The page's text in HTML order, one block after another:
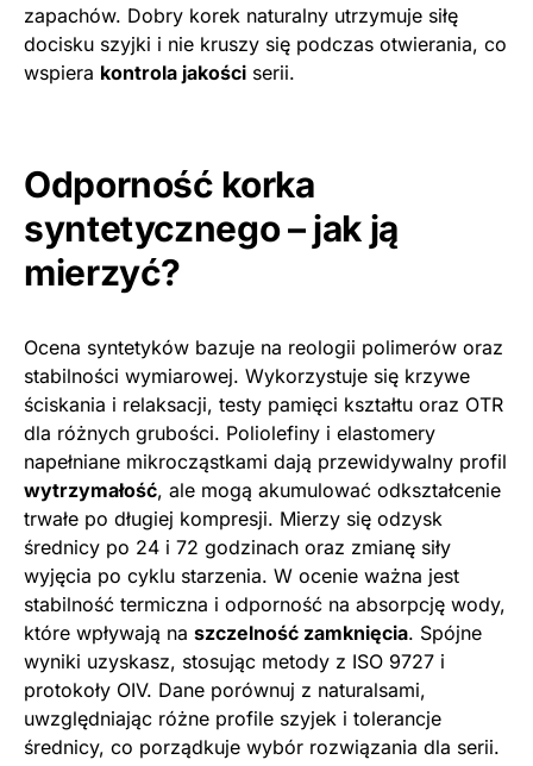
zapachów. Dobry korek naturalny utrzymuje siłę
docisku szyjki i nie kruszy się podczas otwierania, co
wspiera kontrola jakości serii.
Odporność korka
syntetycznego – jak ją
mierzyć?
Ocena syntetyków bazuje na reologii polimerów oraz
stabilności wymiarowej. Wykorzystuje się krzywe
ściskania i relaksacji, testy pamięci kształtu oraz OTR
dla różnych grubości. Poliolefiny i elastomery
napełniane mikrocząstkami dają przewidywalny profil
wytrzymałość, ale mogą akumulować odkształcenie
trwałe po długiej kompresji. Mierzy się odzysk
średnicy po 24 i 72 godzinach oraz zmianę siły
wyjęcia po cyklu starzenia. W ocenie ważna jest
stabilność termiczna i odporność na absorpcję wody,
które wpływają na szczelność zamknięcia. Spójne
wyniki uzyskasz, stosując metody z ISO 9727 i
protokoły OIV. Dane porównuj z naturalsami,
uwzględniając różne profile szyjek i tolerancje
średnicy, co porządkuje wybór rozwiązania dla serii.